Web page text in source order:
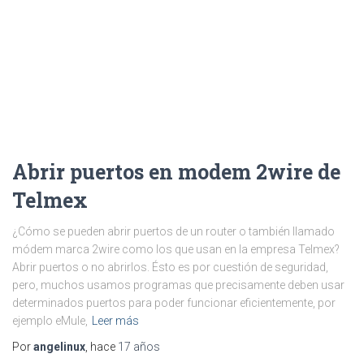
Abrir puertos en modem 2wire de
Telmex
¿Cómo se pueden abrir puertos de un router o también llamado
módem marca 2wire como los que usan en la empresa Telmex?
Abrir puertos o no abrirlos. Ésto es por cuestión de seguridad,
pero, muchos usamos programas que precisamente deben usar
determinados puertos para poder funcionar eficientemente, por
ejemplo eMule, Leer más
Porangelinux , hace 17 años